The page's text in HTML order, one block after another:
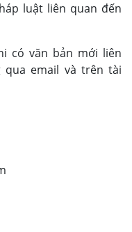
luật liên quan đến
có văn bản mới liên
qua email và trên tài